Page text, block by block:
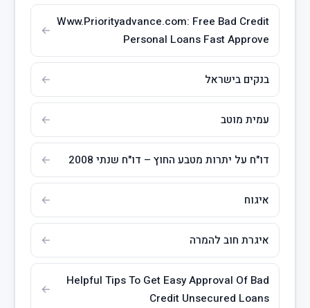
Www.Priorityadvance.com: Free Bad Credit
Personal Loans Fast Approve
בנקים בישראל
עמית מוטב
דו"ח על יתרות מטבע החוץ – דו"ח שנתי 2008
איגוח
איגרת חוב להמרה
Helpful Tips To Get Easy Approval Of Bad
Credit Unsecured Loans